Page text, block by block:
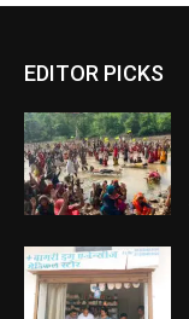
EDITOR PICKS